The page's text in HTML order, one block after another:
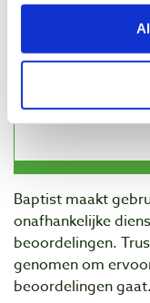
Baptist maakt
onafhankelijke
beoordelingen.
genomen om
beoordelingen gaat.